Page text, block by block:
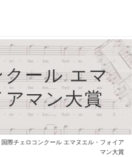
クール エマ
マン大賞
国際チェロコンクール エマヌエル・フォイア
マン大賞